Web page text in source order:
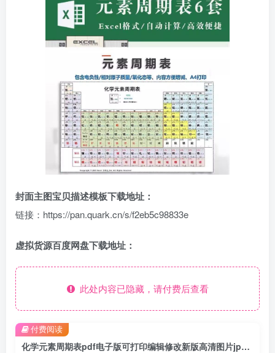
封面主图宝贝描述模板下载地址：
链接：https://pan.quark.cn/s/f2eb5c98833e
虚拟货源百度网盘下载地址：
此处内容已隐藏，请付费后查看
化学元素周期表pdf电子版可打印编辑修改新版高清图片jpg学生素材
付费阅读